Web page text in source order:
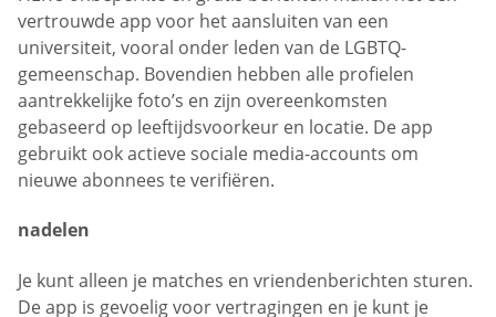
vertrouwde app voor het aansluiten van een
universiteit, vooral onder leden van de LGBTQ-
gemeenschap. Bovendien hebben alle profielen
aantrekkelijke foto’s en zijn overeenkomsten
gebaseerd op leeftijdsvoorkeur en locatie. De app
gebruikt ook actieve sociale media-accounts om
nieuwe abonnees te verifiëren.
nadelen
Je kunt alleen je matches en vriendenberichten sturen.
De app is gevoelig voor vertragingen en je kunt je